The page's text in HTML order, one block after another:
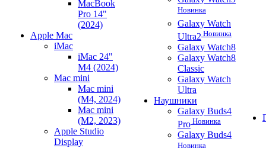
MacBook
Pro 14"
(2024)
Apple Mac
iMac
iMac 24"
M4 (2024)
Mac mini
Mac mini
(M4, 2024)
Mac mini
(M2, 2023)
Apple Studio
Display
Новинка
Galaxy Watch
Ultra2 Новинка
Galaxy Watch8
Galaxy Watch8
Classic
Galaxy Watch
Ultra
Наушники
Galaxy Buds4
Pro Новинка
Galaxy Buds4
Новинка